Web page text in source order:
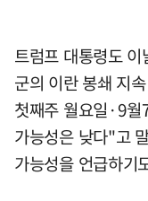
트럼프 대통령도
군의 이란 봉쇄 지
첫째주 월요일·9
가능성은 낮다"고
가능성을 언급하기